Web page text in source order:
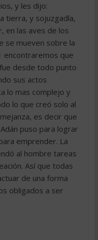
y les dijo:
tierra, y sojuzgadla,
en las aves de los
se mueven sobre la
encontraremos que
desde todo punto
sus actos
lo mas complejo y
lo que creó solo al
es decir que
puso para lograr
emprender. La
al hombre tareas
Así que todas
de una forma
obligados a ser